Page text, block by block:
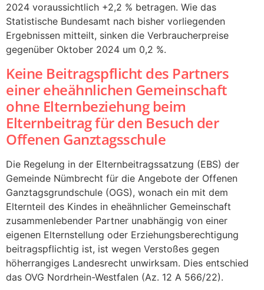
2024 voraussichtlich +2,2 % betragen. Wie das
Statistische Bundesamt nach bisher vorliegenden
Ergebnissen mitteilt, sinken die Verbraucherpreise
gegenüber Oktober 2024 um 0,2 %.
Keine Beitragspflicht des Partners
einer eheähnlichen Gemeinschaft
ohne Elternbeziehung beim
Elternbeitrag für den Besuch der
Offenen Ganztagsschule
Die Regelung in der Elternbeitragssatzung (EBS) der
Gemeinde Nümbrecht für die Angebote der Offenen
Ganztagsgrundschule (OGS), wonach ein mit dem
Elternteil des Kindes in eheähnlicher Gemeinschaft
zusammenlebender Partner unabhängig von einer
eigenen Elternstellung oder Erziehungsberechtigung
beitragspflichtig ist, ist wegen Verstoßes gegen
höherrangiges Landesrecht unwirksam. Dies entschied
das OVG Nordrhein-Westfalen (Az. 12 A 566/22).